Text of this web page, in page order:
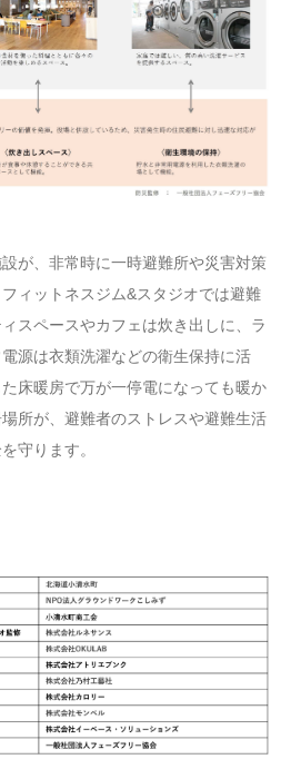
が、非常時に一時避難所や災害対策
ィットネスジム&スタジオでは避難
スペースやカフェは炊き出しに、ラ
源は衣類洗濯などの衛生保持に活
床暖房で万が一停電になっても暖か
所が、避難者のストレスや避難生活
守ります。